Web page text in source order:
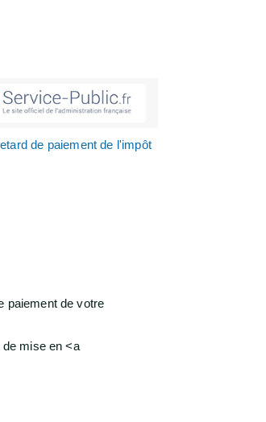
de paiement de l'impôt
paiement de votre
mise en <a